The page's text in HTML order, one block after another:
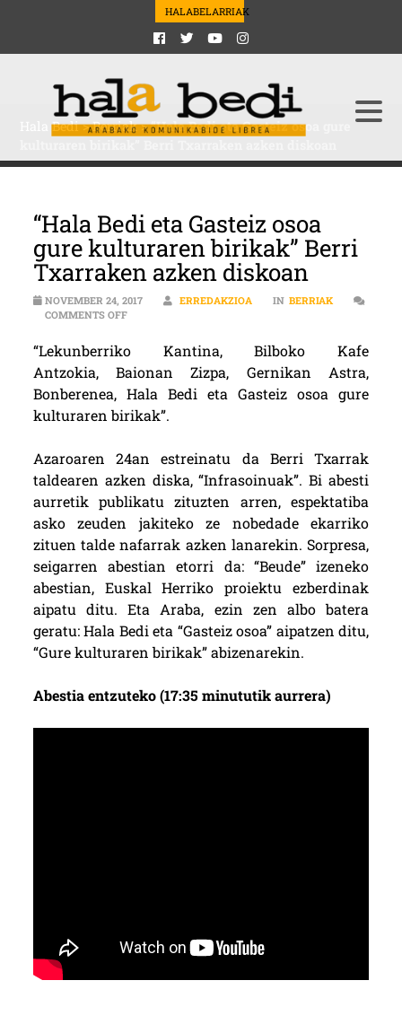
HALABELARRIAK
Hala Bedi>Berriak>“Hala Bedi eta Gasteiz osoa gure
“Hala Bedi eta Gasteiz osoa
gure kulturaren birikak” Berri
Txarraken azken diskoan
NOVEMBER 24, 2017 ERREDAKZIOA IN BERRIAK
COMMENTS OFFON “HALA BEDI ETA GASTEIZ OSOA GURE
“Lekunberriko Kantina, Bilboko Kafe
Antzokia, Baionan Zizpa, Gernikan Astra,
Bonberenea, Hala Bedi eta Gasteiz osoa gure
kulturaren birikak”.
Azaroaren 24an estreinatu da Berri Txarrak
taldearen azken diska, “Infrasoinuak”. Bi abesti
aurretik publikatu zituzten arren, espektatiba
asko zeuden jakiteko ze nobedade ekarriko
zituen talde nafarrak azken lanarekin. Sorpresa,
seigarren abestian etorri da: “Beude” izeneko
abestian, Euskal Herriko proiektu ezberdinak
aipatu ditu. Eta Araba, ezin zen albo batera
geratu: Hala Bedi eta “Gasteiz osoa” aipatzen ditu,
“Gure kulturaren birikak” abizenarekin.
Abestia entzuteko (17:35 minututik aurrera)